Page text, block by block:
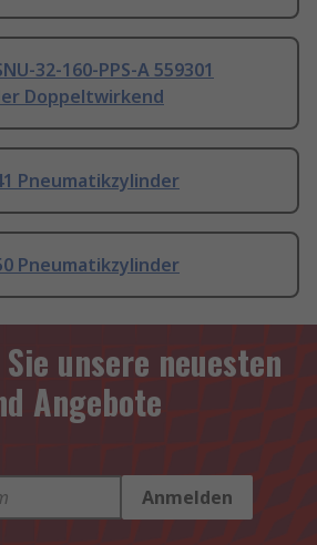
32-160-PPS-A 559301
Doppeltwirkend
Pneumatikzylinder
Pneumatikzylinder
unsere neuesten
Angebote
Anmelden